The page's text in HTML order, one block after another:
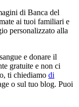
di Banca del
ai tuoi familiari e
personalizzato alla
e donare il
gratuite e non ci
ti chiediamo di
o sul tuo blog. Puoi